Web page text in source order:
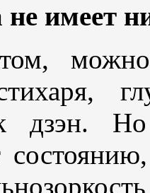
не имеет
можно
стихаря,
дзэн.